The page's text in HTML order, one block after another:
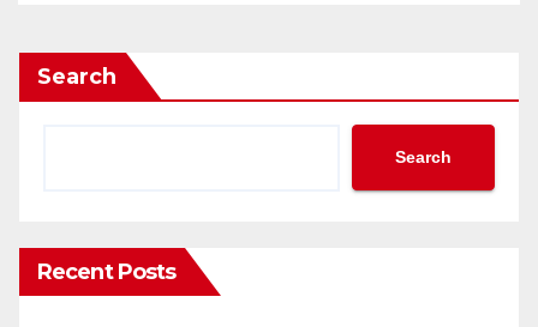
Search
Search
Recent Posts